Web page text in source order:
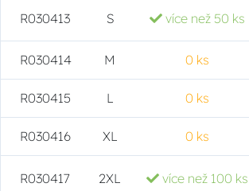
R030413 S více než 50 ks
R030414 M 0 ks
R030415 L 0 ks
R030416 XL 0 ks
R030417 2XL více než 100 ks